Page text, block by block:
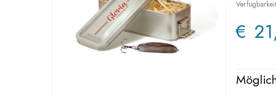
Verfügbarkeit
€